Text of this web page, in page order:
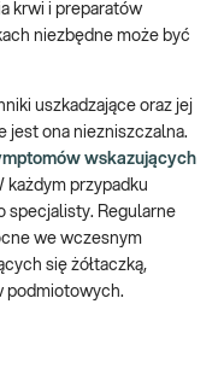
krwi i preparatów
niezbędne może być
uszkadzające oraz jej
jest ona niezniszczalna.
wskazujących
każdym przypadku
specjalisty. Regularne
we wczesnym
się żółtaczką,
podmiotowych.